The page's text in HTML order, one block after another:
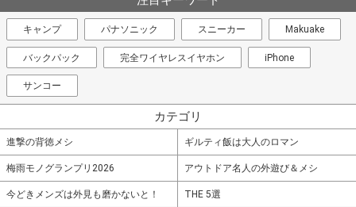
キャンプ パナソニック スニーカー Makuake
バックパック 完全ワイヤレスイヤホン iPhone
サンコー
カテゴリ
進撃の背徳メシ ギルティ飯は大人のロマン
梅雨モノグランプリ2026 アウトドア名人の外遊び＆メシ
今どきメンズは外見も磨かないと！ THE 5選